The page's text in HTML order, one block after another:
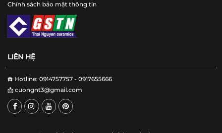
Chính sách bảo mật thông tin
LIÊN HỆ
☎️ Hotline: 0914757757 - 0917655666
📩 cuongnt3@gmail.com